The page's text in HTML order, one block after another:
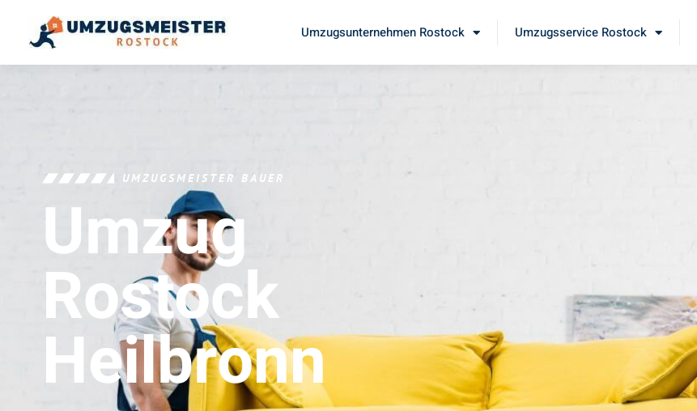
Umzugsunternehmen Rostock Umzugsservice Rostock
UMZUGSMEISTER BAUER
Umzug
Rostock
Heilbronn